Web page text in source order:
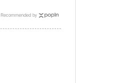
Recommended by